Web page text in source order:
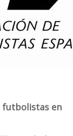
futbolistas en